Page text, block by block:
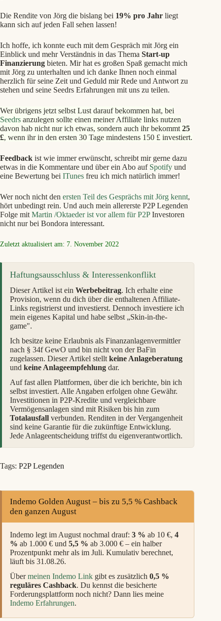
Die Rendite von Jörg die bislang bei 19% pro Jahr liegt
kann sich auf jeden Fall sehen lassen!
Ich hoffe, ich konnte euch mit dem Gespräch mit Jörg ein
Einblick und mehr Verständnis in das Thema Start-up
Finanzierung bieten. Mir hat es großen Spaß gemacht mich
mit Jörg zu unterhalten und ich danke Ihnen noch einmal
herzlich für seine Zeit und Geduld mir Rede und Antwort zu
stehen und seine Seedrs Erfahrungen mit uns zu teilen.
Wer übrigens jetzt selbst Lust darauf bekommen hat, bei
Seedrs anzulegen sollte einen meiner Affiliate links nutzen
davon hab nicht nur ich etwas, sondern auch ihr bekommt 25
£, wenn ihr in den ersten 30 Tage mindestens 150 £ investiert.
Feedback ist wie immer erwünscht, schreibt mir gerne dazu
etwas in die Kommentare und über ein Abo auf Spotify und
eine Bewertung bei ITunes freu ich mich natürlich immer!
Wer noch nicht den ersten Teil des Gesprächs mit Jörg kennt,
hört unbedingt rein. Und auch mein allererste P2P Legenden
Folge mit Martin /Oktaeder ist vor allem für P2PInvestoren
nicht nur bei Bondora interessant.
Zuletzt aktualisiert am: 7. November 2022
Haftungsausschluss & Interessenkonflikt
Dieser Artikel ist ein Werbebeitrag. Ich erhalte eine
Provision, wenn du dich über die enthaltenen Affiliate-
Links registrierst und investierst. Dennoch investiere ich
mein eigenes Kapital und habe selbst „Skin-in-the-
game".
Ich besitze keine Erlaubnis als Finanzanlagenvermittler
nach § 34f GewO und bin nicht von der BaFin
zugelassen. Dieser Artikel stellt keine Anlageberatung
und keine Anlageempfehlung dar.
Auf fast allen Plattformen, über die ich berichte, bin ich
selbst investiert. Alle Angaben erfolgen ohne Gewähr.
Investitionen in P2P-Kredite und vergleichbare
Vermögensanlagen sind mit Risiken bis hin zum
Totalausfall verbunden. Renditen in der Vergangenheit
sind keine Garantie für die zukünftige Entwicklung.
Jede Anlageentscheidung triffst du eigenverantwortlich.
Tags: P2P Legenden
Indemo Golden August – bis zu 5,5 % Cashback
den ganzen August
Indemo legt im August nochmal drauf: 3 % ab 10 €, 4
% ab 1.000 € und 5,5 % ab 3.000 € – ein halber
Prozentpunkt mehr als im Juli. Kumulativ berechnet,
läuft bis 31.08.26.
Übermeinen Indemo Link gibt es zusätzlich 0,5 %
reguläres Cashback. Du kennst die besicherte
Forderungsplattform noch nicht? Dann lies meine
Indemo Erfahrungen.